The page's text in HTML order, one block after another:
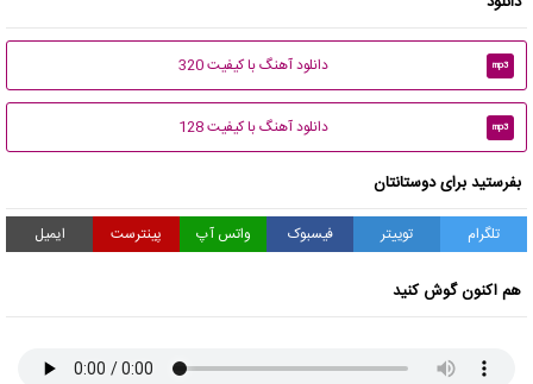
mp3 دانلود آهنگ با کیفیت 320
mp3 دانلود آهنگ با کیفیت 128
بفرستید برای دوستانتان
تلگرام توییتر فیسبوک واتس آپ پینترست ایمیل
هم اکنون گوش کنید